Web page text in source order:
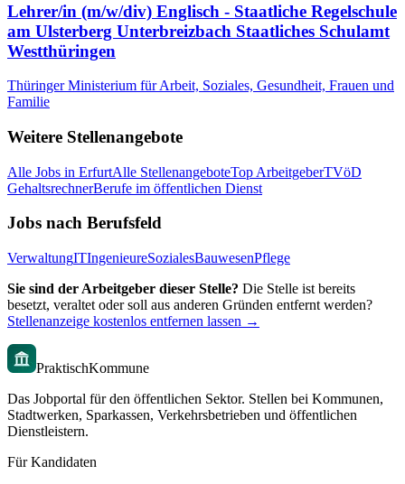
Lehrer/in (m/w/div) Englisch - Staatliche Regelschule
am Ulsterberg Unterbreizbach Staatliches Schulamt
Westthüringen
Thüringer Ministerium für Arbeit, Soziales, Gesundheit, Frauen und
Familie
Weitere Stellenangebote
Alle Jobs in ErfurtAlle StellenangeboteTop ArbeitgeberTVöD
GehaltsrechnerBerufe im öffentlichen Dienst
Jobs nach Berufsfeld
VerwaltungITIngenieureSozialesBauwesenPflege
Sie sind der Arbeitgeber dieser Stelle? Die Stelle ist bereits
besetzt, veraltet oder soll aus anderen Gründen entfernt werden?
Stellenanzeige kostenlos entfernen lassen →
PraktischKommune
Das Jobportal für den öffentlichen Sektor. Stellen bei Kommunen,
Stadtwerken, Sparkassen, Verkehrsbetrieben und öffentlichen
Dienstleistern.
Für Kandidaten